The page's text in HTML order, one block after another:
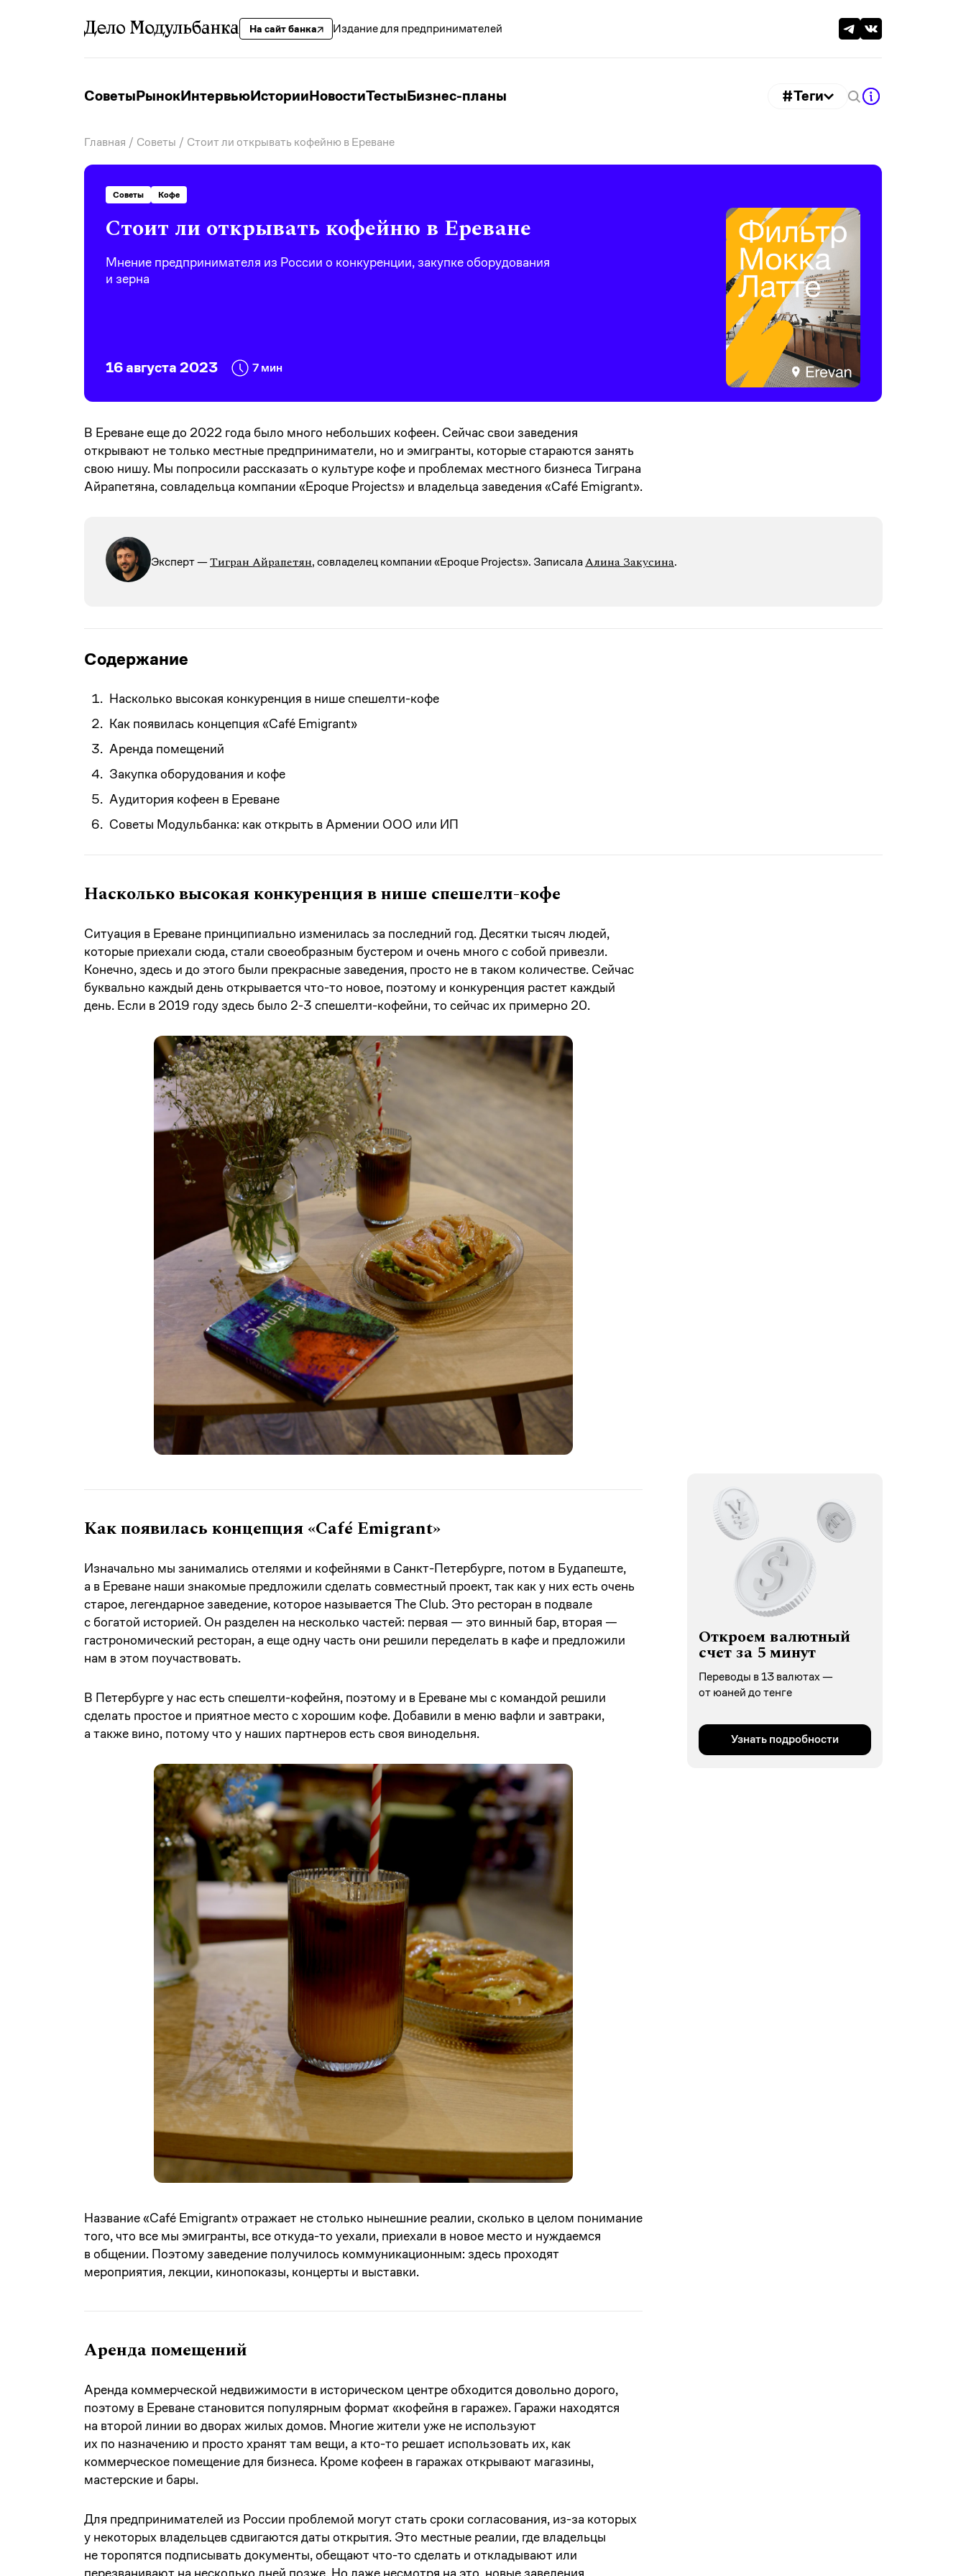
На сайт банка Издание для предпринимателей
СоветыРынокИнтервьюИсторииНовостиТестыБизнес-планы #Теги
Главная / Советы / Стоит ли открывать кофейню в Ереване
Советы Кофе
Стоит ли открывать кофейню в Ереване
Мнение предпринимателя из России о конкуренции, закупке оборудования
и зерна
16 августа 2023 7 мин
В Ереване еще до 2022 года было много небольших кофеен. Сейчас свои заведения
открывают не только местные предприниматели, но и эмигранты, которые стараются занять
свою нишу. Мы попросили рассказать о культуре кофе и проблемах местного бизнеса Тиграна
Айрапетяна, совладельца компании «Epoque Projects» и владельца заведения «Café Emigrant».
Эксперт —Тигран Айрапетян, совладелец компании «Epoque Projects». ЗаписалaАлина Закусина.
Содержание
Насколько высокая конкуренция в нише спешелти-кофе
Как появилась концепция «Café Emigrant»
Аренда помещений
Закупка оборудования и кофе
Аудитория кофеен в Ереване
Советы Модульбанка: как открыть в Армении ООО или ИП
Насколько высокая конкуренция в нише спешелти-кофе
Ситуация в Ереване принципиально изменилась за последний год. Десятки тысяч людей,
которые приехали сюда, стали своеобразным бустером и очень много с собой привезли.
Конечно, здесь и до этого были прекрасные заведения, просто не в таком количестве. Сейчас
буквально каждый день открывается что-то новое, поэтому и конкуренция растет каждый
день. Если в 2019 году здесь было 2-3 спешелти-кофейни, то сейчас их примерно 20.
Откроем валютный
счет за 5 минут
Переводы в 13 валютах —
от юаней до тенге
Узнать подробности
Как появилась концепция «Café Emigrant»
Изначально мы занимались отелями и кофейнями в Санкт-Петербурге, потом в Будапеште,
а в Ереване наши знакомые предложили сделать совместный проект, так как у них есть очень
старое, легендарное заведение, которое называется The Club. Это ресторан в подвале
с богатой историей. Он разделен на несколько частей: первая — это винный бар, вторая —
гастрономический ресторан, а еще одну часть они решили переделать в кафе и предложили
нам в этом поучаствовать.
В Петербурге у нас есть спешелти-кофейня, поэтому и в Ереване мы с командой решили
сделать простое и приятное место с хорошим кофе. Добавили в меню вафли и завтраки,
а также вино, потому что у наших партнеров есть своя винодельня.
Название «Café Emigrant» отражает не столько нынешние реалии, сколько в целом понимание
того, что все мы эмигранты, все откуда-то уехали, приехали в новое место и нуждаемся
в общении. Поэтому заведение получилось коммуникационным: здесь проходят
мероприятия, лекции, кинопоказы, концерты и выставки.
Аренда помещений
Аренда коммерческой недвижимости в историческом центре обходится довольно дорого,
поэтому в Ереване становится популярным формат «кофейня в гараже». Гаражи находятся
на второй линии во дворах жилых домов. Многие жители уже не используют
их по назначению и просто хранят там вещи, а кто-то решает использовать их, как
коммерческое помещение для бизнеса. Кроме кофеен в гаражах открывают магазины,
мастерские и бары.
Для предпринимателей из России проблемой могут стать сроки согласования, из-за которых
у некоторых владельцев сдвигаются даты открытия. Это местные реалии, где владельцы
не торопятся подписывать документы, обещают что-то сделать и откладывают или
перезванивают на несколько дней позже. Но даже несмотря на это, новые заведения